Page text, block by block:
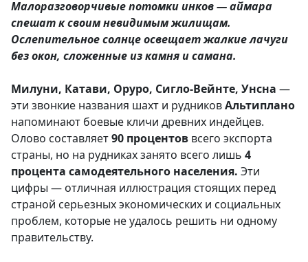
Малоразговорчивые потомки инков — аймара
спешат к своим невидимым жилищам.
Ослепительное солнце освещает жалкие лачуги
без окон, сложенные из камня и самана.
Милуни, Катави, Оруро, Сигло-Вейнте, Унсна —
эти звонкие названия шахт и рудниковАльтиплано
напоминают боевые кличи древних индейцев.
Олово составляет90 процентов всего экспорта
страны, но на рудниках занято всего лишь 4
процента самодеятельного населения. Эти
цифры — отличная иллюстрация стоящих перед
страной серьезных экономических и социальных
проблем, которые не удалось решить ни одному
правительству.